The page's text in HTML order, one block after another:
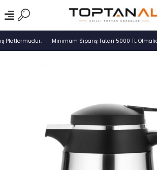
Platformudur. Minimum Sipariş Tutarı 5000 TL